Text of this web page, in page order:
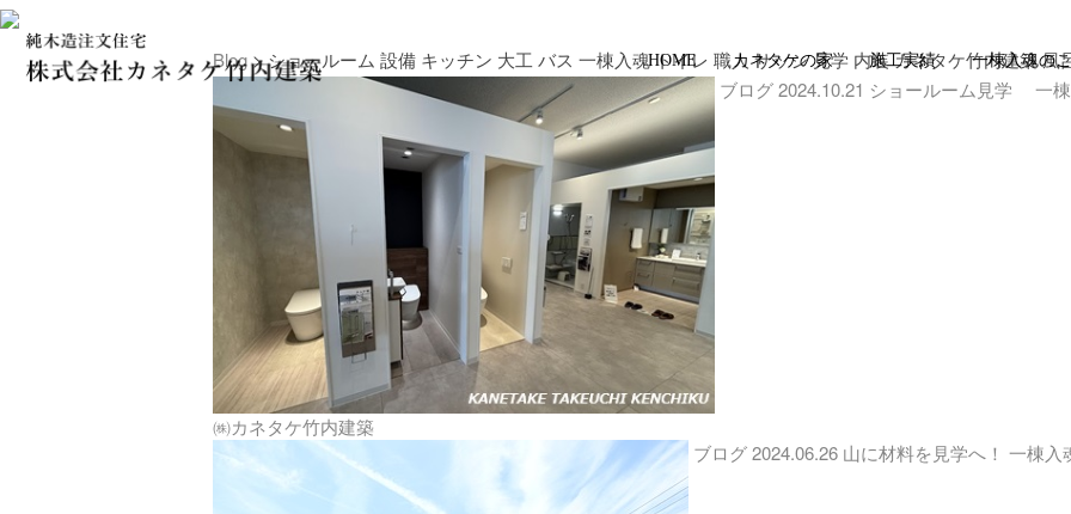
HOME カネタケの家 施工実績 一棟入魂の
Blog> ショールーム 設備 キッチン 大工 バス 一棟入魂 トイレ 職人 サッシ 見学 内装 カネタケ竹内建築 風
ブログ2024.10.21 ショールーム見学 一
㈱カネタケ竹内建築
ブログ2024.06.26 山に材料を見学へ！ 一棟